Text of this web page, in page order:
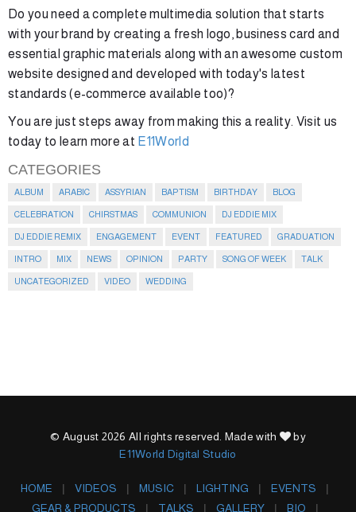
Do you need a complete multimedia solution that starts
with your brand by creating a fresh logo, business card and
essential graphic materials along with an awesome custom
website designed and developed with today's latest
standards (e-commerce available too)?
You are just steps away from making this a reality. Visit us
today to learn more at E11World
CATEGORIES
ALBUM ARABIC ASSYRIAN BAPTISM BIRTHDAY BLOG
CELEBRATION CHIRSTMAS COMMUNION DJ EDDIE MIX
DJ EDDIE REMIX ENGAGEMENT EVENT FEATURED GRADUATION
INTRO MIX NEWS OPINION PARTY SONG OF WEEK TALK
UNCATEGORIZED VIDEO WEDDING
© August 2026 All rights reserved. Made with
by
E11World Digital Studio
HOME VIDEOS MUSIC LIGHTING
EVENTS
GEAR & PRODUCTS
TALKS GALLERY BIO